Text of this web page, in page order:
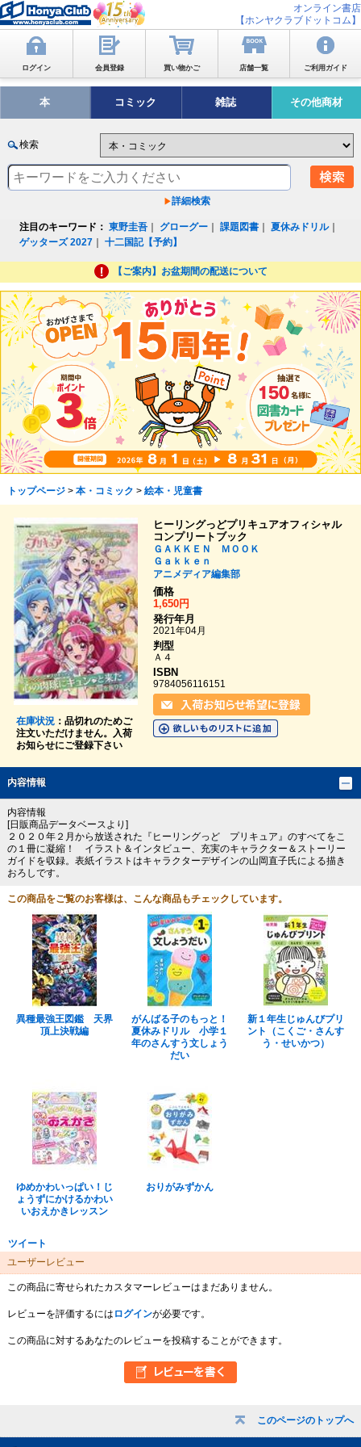
オンライン書店
【ホンヤクラブドットコム】
ログイン 会員登録 買い物かご 店舗一覧 ご利用ガイド
本 コミック 雑誌 その他商材
検索
詳細検索
注目のキーワード： 東野圭吾 グローグー ｜課題図書 ｜夏休みドリル｜
ゲッターズ 2027 ｜十二国記【予約】
【ご案内】お盆期間の配送について
このページのトップへ
トップページ> 本・コミック > 絵本・児童書
在庫状況：品切れのためご
注文いただけません。入荷
お知らせにご登録下さい
ヒーリングっどプリキュアオフィシャル
コンプリートブック
ＧＡＫＫＥＮ ＭＯＯＫ
Ｇａｋｋｅｎ
アニメディア編集部
価格
1,650円
発行年月
2021年04月
判型
Ａ４
ISBN
9784056116151
内容情報
内容情報
[日販商品データベースより]
２０２０年２月から放送された『ヒーリングっど プリキュア』のすべてをこ
の１冊に凝縮！ イラスト＆インタビュー、充実のキャラクター＆ストーリー
ガイドを収録。表紙イラストはキャラクターデザインの山岡直子氏による描き
おろしです。
この商品をご覧のお客様は、こんな商品もチェックしています。
異種最強王図鑑 天界
頂上決戦編
がんばる子のもっと！
夏休みドリル 小学１
年のさんすう文しょう
だい
新１年生じゅんびプリ
ント（こくご・さんす
う・せいかつ）
ゆめかわいっぱい！じ
ょうずにかけるかわい
いおえかきレッスン
おりがみずかん
ツイート
ユーザーレビュー
この商品に寄せられたカスタマーレビューはまだありません。
レビューを評価するには ログインが必要です。
この商品に対するあなたのレビューを投稿することができます。